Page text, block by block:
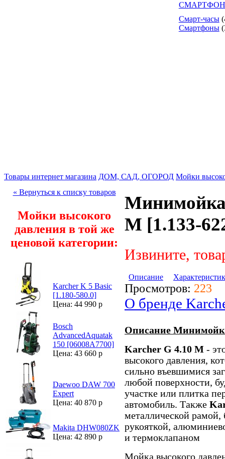
Смарт-часы
Смартфоны
Товары интернет магазина ДОМ, САД, ОГОРОД Мойки
« Вернуться к списку товаров
Мойки высокого
давления в той же
ценовой категории:
Karcher K 5 Basic
[1.180-580.0]
Цена: 44 990 р
Bosch
AdvancedAquatak
150 [06008A7700]
Цена: 43 660 р
Daewoo DAW 700
Expert
Цена: 40 870 р
Makita DHW080ZK
Цена: 42 890 р
Минимойка
M [1.133-
Извините,
Описание
Просмотров: 223
О бренде
Описание
Karcher G 4.10 M -
высокого давления,
сильно въевшимися
любой поверхности,
участке или плитка
автомобиль. Также
металлической
рукояткой,
и термоклапаном
Мойка высокого